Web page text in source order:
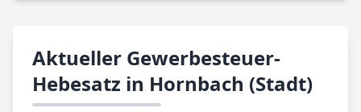
Aktueller Gewerbesteuer-
Hebesatz in Hornbach (Stadt)